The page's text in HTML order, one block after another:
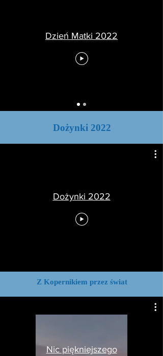
Dzień Matki 2022
Dożynki 2022
Dożynki 2022
Z Kopernikiem przez świat
Nic piękniejszego